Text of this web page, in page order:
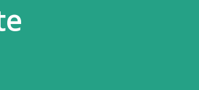
为，把入札仕様書交给工作人员，
员告诉我： 入札仕様書最后一页